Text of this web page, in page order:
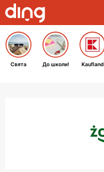
Свята До школи! Kaufland